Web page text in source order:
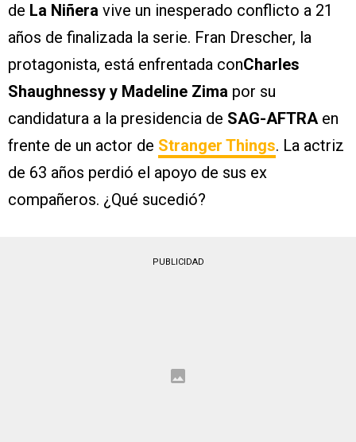
de La Niñera vive un inesperado conflicto a 21
años de finalizada la serie. Fran Drescher, la
protagonista, está enfrentada conCharles
Shaughnessy y Madeline Zima por su
candidatura a la presidencia de SAG-AFTRAen
frente de un actor de Stranger Things. La actriz
de 63 años perdió el apoyo de sus ex
compañeros. ¿Qué sucedió?
PUBLICIDAD